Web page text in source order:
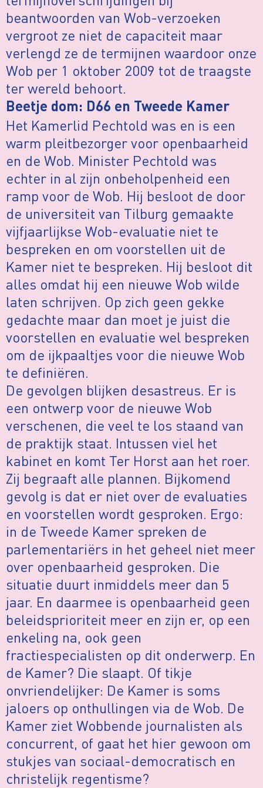
beantwoorden van Wob-verzoeken
vergroot ze niet de capaciteit maar
verlengd ze de termijnen waardoor onze
Wob per 1 oktober 2009 tot de traagste
ter wereld behoort.
Beetje dom: D66 en Tweede Kamer
Het Kamerlid Pechtold was en is een
warm pleitbezorger voor openbaarheid
en de Wob. Minister Pechtold was
echter in al zijn onbeholpenheid een
ramp voor de Wob. Hij besloot de door
de universiteit van Tilburg gemaakte
vijfjaarlijkse Wob-evaluatie niet te
bespreken en om voorstellen uit de
Kamer niet te bespreken. Hij besloot dit
alles omdat hij een nieuwe Wob wilde
laten schrijven. Op zich geen gekke
gedachte maar dan moet je juist die
voorstellen en evaluatie wel bespreken
om de ijkpaaltjes voor die nieuwe Wob
te definiëren.
De gevolgen blijken desastreus. Er is
een ontwerp voor de nieuwe Wob
verschenen, die veel te los staand van
de praktijk staat. Intussen viel het
kabinet en komt Ter Horst aan het roer.
Zij begraaft alle plannen. Bijkomend
gevolg is dat er niet over de evaluaties
en voorstellen wordt gesproken. Ergo:
in de Tweede Kamer spreken de
parlementariërs in het geheel niet meer
over openbaarheid gesproken. Die
situatie duurt inmiddels meer dan 5
jaar. En daarmee is openbaarheid geen
beleidsprioriteit meer en zijn er, op een
enkeling na, ook geen
fractiespecialisten op dit onderwerp. En
de Kamer? Die slaapt. Of tikje
onvriendelijker: De Kamer is soms
jaloers op onthullingen via de Wob. De
Kamer ziet Wobbende journalisten als
concurrent, of gaat het hier gewoon om
stukjes van sociaal-democratisch en
christelijk regentisme?